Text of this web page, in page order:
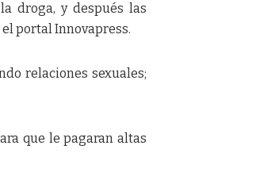
droga, y después las
portal Innovapress.
relaciones sexuales;
que le pagaran altas